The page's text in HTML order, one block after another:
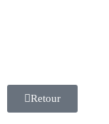
Retour